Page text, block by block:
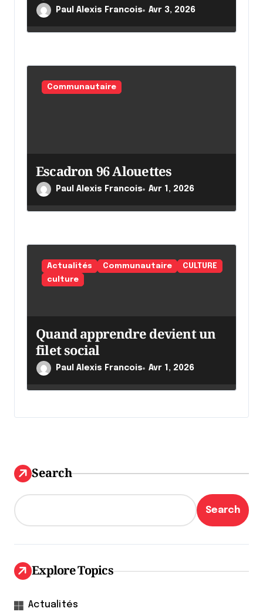
l
e
Paul Alexis Francois Avr 3, 2026
Communautaire
Escadron 96 Alouettes
Paul Alexis Francois Avr 1, 2026
Actualités Communautaire
CULTURE
culture
Quand apprendre devient un
filet social
Paul Alexis Francois Avr 1, 2026
Search
Search
Explore Topics
Actualités